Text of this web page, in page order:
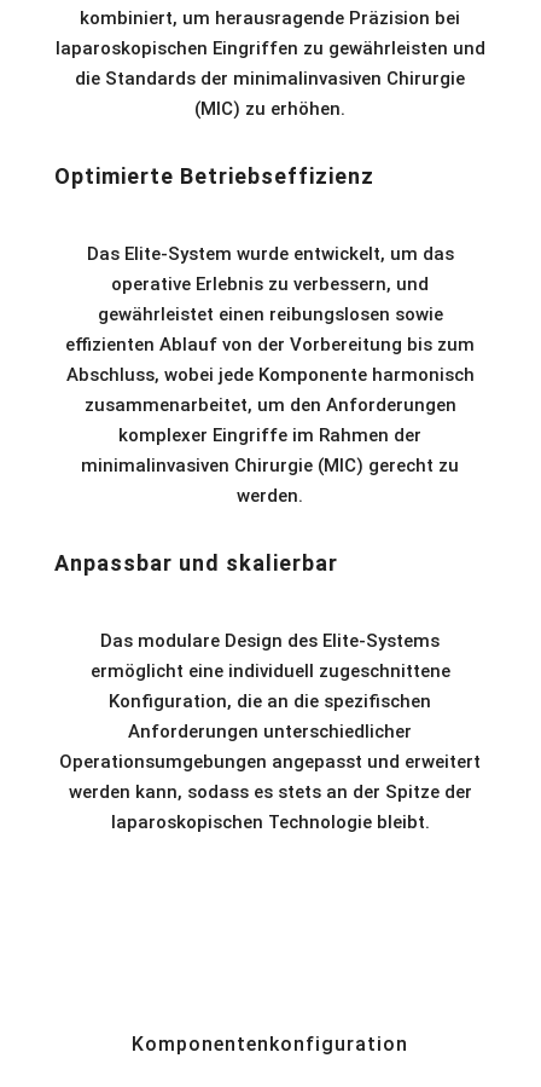
kombiniert, um herausragende Präzision bei
laparoskopischen Eingriffen zu gewährleisten und
die Standards der minimalinvasiven Chirurgie
(MIC) zu erhöhen.
Optimierte Betriebseffizienz
Das Elite-System wurde entwickelt, um das
operative Erlebnis zu verbessern, und
gewährleistet einen reibungslosen sowie
effizienten Ablauf von der Vorbereitung bis zum
Abschluss, wobei jede Komponente harmonisch
zusammenarbeitet, um den Anforderungen
komplexer Eingriffe im Rahmen der
minimalinvasiven Chirurgie (MIC) gerecht zu
werden.
Anpassbar und skalierbar
Das modulare Design des Elite-Systems
ermöglicht eine individuell zugeschnittene
Konfiguration, die an die spezifischen
Anforderungen unterschiedlicher
Operationsumgebungen angepasst und erweitert
werden kann, sodass es stets an der Spitze der
laparoskopischen Technologie bleibt.
Komponentenkonfiguration